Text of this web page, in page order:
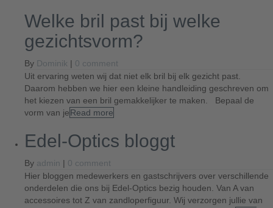
Welke bril past bij welke
gezichtsvorm?
By Dominik | 0 comment
Uit ervaring weten wij dat niet elk bril bij elk gezicht past.
Daarom hebben we hier een kleine handleiding geschreven om
het kiezen van een bril gemakkelijker te maken. Bepaal de
vorm van jeRead more
Edel-Optics bloggt
By admin | 0 comment
Hier bloggen medewerkers en gastschrijvers over verschillende
onderdelen die ons bij Edel-Optics bezig houden. Van A van
accessoires tot Z van zandloperfiguur. Wij verzorgen jullie van